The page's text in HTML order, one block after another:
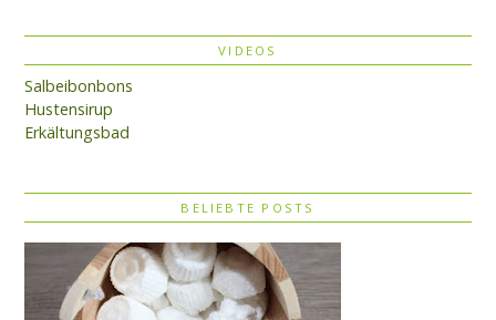
VIDEOS
Salbeibonbons
Hustensirup
Erkältungsbad
BELIEBTE POSTS